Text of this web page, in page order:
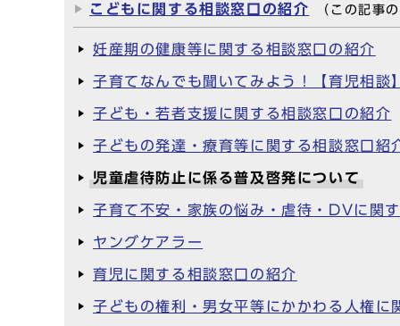
こどもに関する相談窓口の紹介 （この記事
妊産期の健康等に関する相談窓口の紹介
子育てなんでも聞いてみよう！【育児相談
子ども・若者支援に関する相談窓口の紹介
子どもの発達・療育等に関する相談窓口紹
児童虐待防止に係る普及啓発について
子育て不安・家族の悩み・虐待・DVに関
ヤングケアラー
育児に関する相談窓口の紹介
子どもの権利・男女平等にかかわる人権に